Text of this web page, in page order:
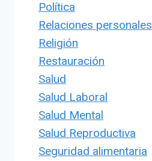
Política
Relaciones personales
Religión
Restauración
Salud
Salud Laboral
Salud Mental
Salud Reproductiva
Seguridad alimentaria